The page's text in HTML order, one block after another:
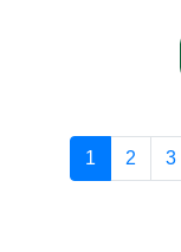
1 2 3